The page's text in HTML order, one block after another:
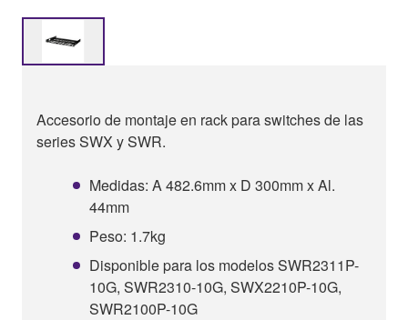
Accesorio de montaje en rack para switches de las
series SWX y SWR.
Medidas: A 482.6mm x D 300mm x Al.
44mm
Peso: 1.7kg
Disponible para los modelos SWR2311P-
10G, SWR2310-10G, SWX2210P-10G,
SWR2100P-10G